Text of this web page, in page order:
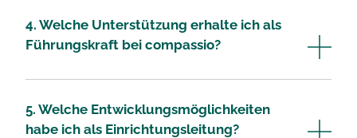
4. Welche Unterstützung erhalte ich als
Führungskraft bei compassio?
5. Welche Entwicklungsmöglichkeiten
habe ich als Einrichtungsleitung?